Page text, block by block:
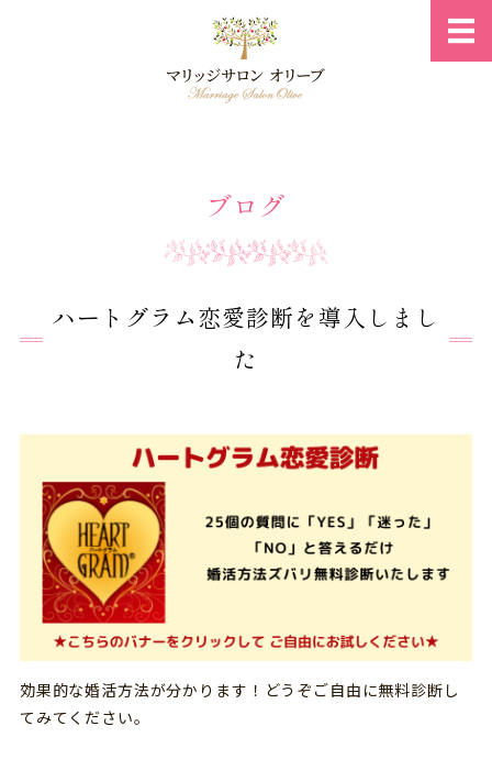
岐阜県の
ご成婚までのプロセス
相談所概要
お問い合わせ・プロフィール
ブログ
ハートグラム恋愛診断を導入しまし
た
効果的な婚活方法が分かります！どうぞご自由に無料診断し
てみてください。